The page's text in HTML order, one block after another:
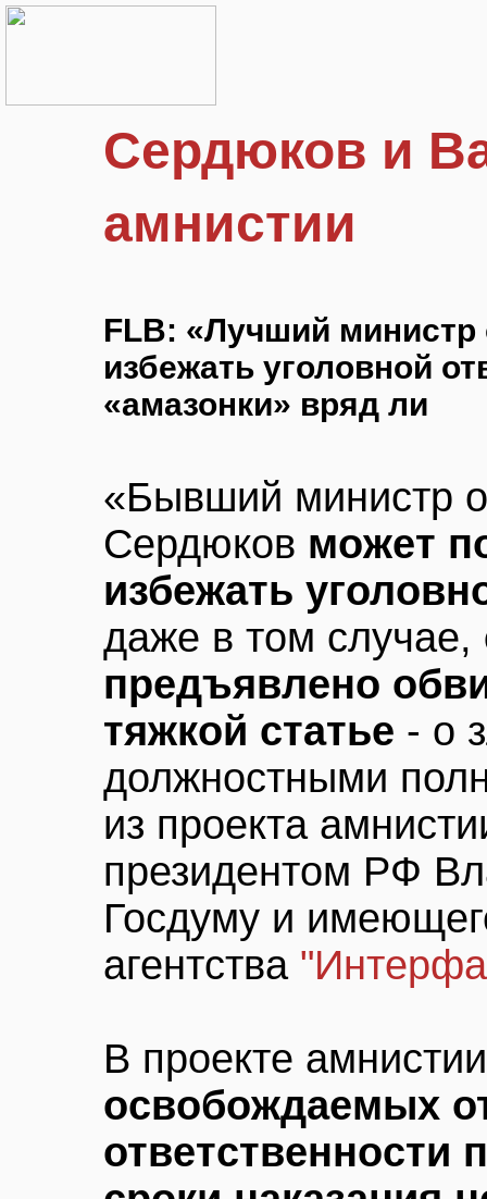
Сердюков и
амнистии
FLB: «Лучший
избежать уголовной
«амазонки» вряд ли
«Бывший министр
Сердюков может
избежать
даже в том случае,
предъявлено
тяжкой статье - о
должностными
из проекта
президентом РФ
Госдуму и
агентства
В проекте
освобождаемых
ответственности